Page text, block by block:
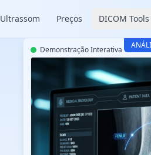
Ultrassom Preços DICOM Tools
Demonstração Interativa